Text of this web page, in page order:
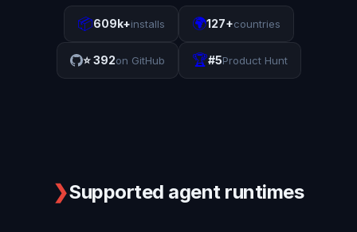
📦609k+installs 🌍127+countries
⭐392on GitHub 🏆#5Product Hunt
❯Supported agent runtimes